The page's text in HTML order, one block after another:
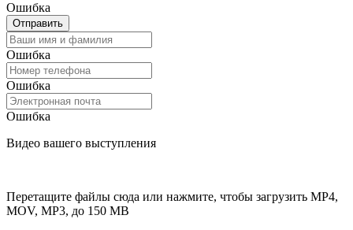
Ошибка
Отправить
Ошибка
Ошибка
Ошибка
Видео вашего выступления
Перетащите файлы сюда или нажмите, чтобы загрузить MP4,
MOV, MP3, до 150 MB